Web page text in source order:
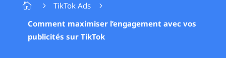
 5 TikTok Ads 5
Comment maximiser l’engagement avec vos
publicités sur TikTok